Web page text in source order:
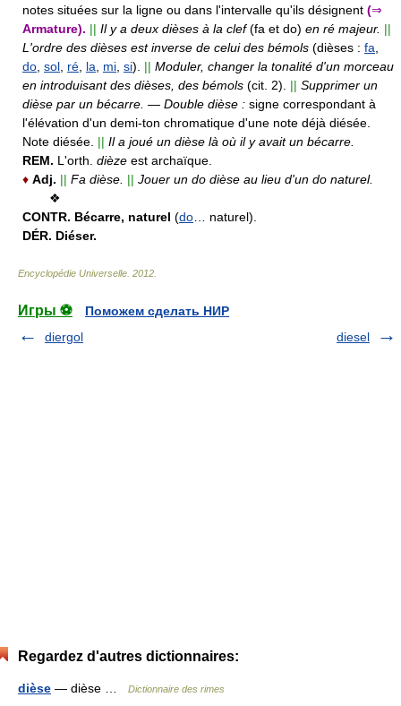
notes situées sur la ligne ou dans l'intervalle qu'ils désignent (⇒
Armature). || Il y a deux dièses à la clef(fa et do) en ré majeur. ||
L'ordre des dièses est inverse de celui des bémols (dièses : fa,
do, sol, ré, la, mi, si). || Moduler, changer la tonalité d'un morceau
en introduisant des dièses, des bémols (cit. 2). || Supprimer un
dièse par un bécarre. — Double dièse : signe correspondant à
l'élévation d'un demi-ton chromatique d'une note déjà diésée.
Note diésée. || Il a joué un dièse là où il y avait un bécarre.
REM. L'orth. dièze est archaïque.
♦ Adj. || Fa dièse. || Jouer un do dièse au lieu d'un do naturel.
❖
CONTR. Bécarre, naturel (do… naturel).
DÉR. Diéser.
Encyclopédie Universelle 2012
Игры ⚽
Поможем сделать НИР
diergol
diesel
Regardez d'autres dictionnaires:
dièse — dièse … Dictionnaire des rimes